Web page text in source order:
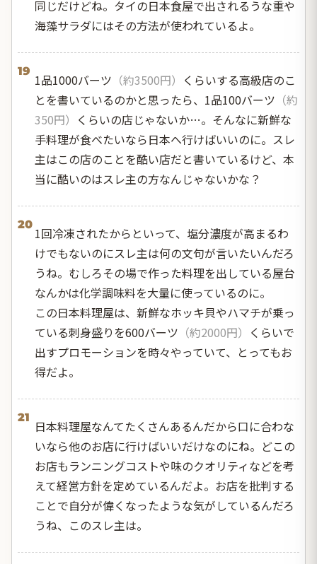
同じだけどね。タイの日本食屋で出されるうな重や
海藻サラダにはその方法が使われているよ。
19
1品1000バーツ （約3500円） くらいする高級店のこ
とを書いているのかと思ったら、1品100バーツ （約
350円） くらいの店じゃないか…。そんなに新鮮な
手料理が食べたいなら日本へ行けばいいのに。スレ
主はこの店のことを酷い店だと書いているけど、本
当に酷いのはスレ主の方なんじゃないかな？
20
1回冷凍されたからといって、塩分濃度が高まるわ
けでもないのにスレ主は何の文句が言いたいんだろ
うね。むしろその場で作った料理を出している屋台
なんかは化学調味料を大量に使っているのに。
この日本料理屋は、新鮮なホッキ貝やハマチが乗っ
ている刺身盛りを600バーツ （約2000円） くらいで
出すプロモーションを時々やっていて、とってもお
得だよ。
21
日本料理屋なんてたくさんあるんだから口に合わな
いなら他のお店に行けばいいだけなのにね。どこの
お店もランニングコストや味のクオリティなどを考
えて経営方針を定めているんだよ。お店を批判する
ことで自分が偉くなったような気がしているんだろ
うね、このスレ主は。